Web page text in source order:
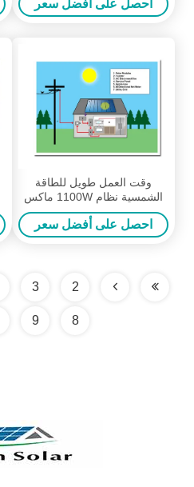
احصل على أفضل سعر
وقت العمل طويل للطاقة
الشمسية نظام 1100W ماكس
DC الطاقة صالح جميع الظروف
الجوية
احصل على أفضل سعر
2
3
8
9